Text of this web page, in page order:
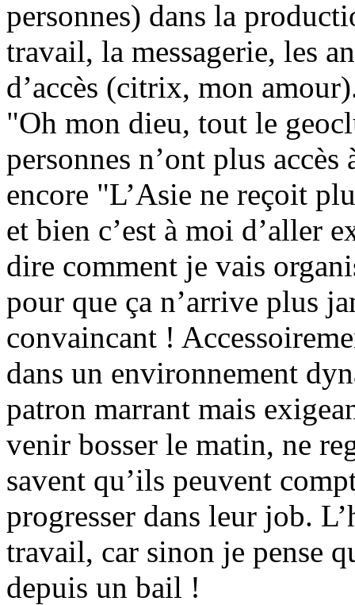
personnes) dans la
travail, la messagerie, les
d’accès (citrix, mon
"Oh mon dieu, tout le
personnes n’ont plus
encore "L’Asie ne reçoit
et bien c’est à moi d’aller
dire comment je vais
pour que ça n’arrive plus
convaincant !
dans un environnement
patron marrant mais
venir bosser le matin, ne
savent qu’ils peuvent
progresser dans leur job.
travail, car sinon je pense
depuis un bail !